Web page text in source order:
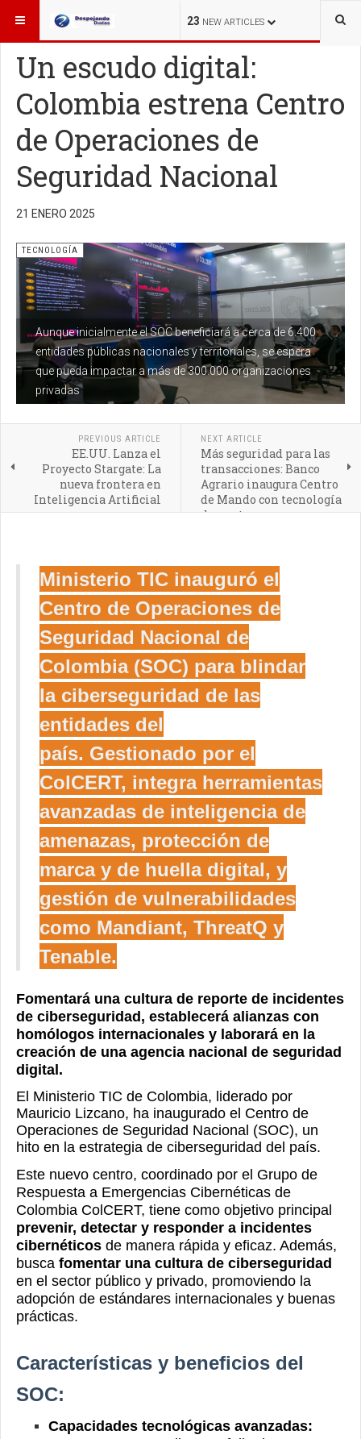
23 NEW ARTICLES
ESTÁ AQUÍ: TECNOLOGÍA
Un escudo digital:
Colombia estrena Centro
de Operaciones de
Seguridad Nacional
21 ENERO 2025
Aunque inicialmente el SOC beneficiará a cerca de 6.400
entidades públicas nacionales y territoriales, se espera
que pueda impactar a más de 300.000 organizaciones
privadas
TECNOLOGÍA
PREVIOUS ARTICLE
EE.UU. Lanza el
Proyecto Stargate: La
nueva frontera en
Inteligencia Artificial
NEXT ARTICLE
Más seguridad para las
transacciones: Banco
Agrario inaugura Centro
de Mando con tecnología
de punta
Ministerio TIC inauguró el
Centro de Operaciones de
Seguridad Nacional de
Colombia (SOC) para blindar
la ciberseguridad de las
entidades del
país. Gestionado por el
ColCERT, integra herramientas
avanzadas de inteligencia de
amenazas, protección de
marca y de huella digital, y
gestión de vulnerabilidades
como Mandiant, ThreatQ y
Tenable.
Fomentará una cultura de reporte de incidentes
de ciberseguridad, establecerá alianzas con
homólogos internacionales y laborará en la
creación de una agencia nacional de seguridad
digital.
El Ministerio TIC de Colombia, liderado por
Mauricio Lizcano, ha inaugurado el Centro de
Operaciones de Seguridad Nacional (SOC), un
hito en la estrategia de ciberseguridad del país.
Este nuevo centro, coordinado por el Grupo de
Respuesta a Emergencias Cibernéticas de
Colombia ColCERT, tiene como objetivo principal
prevenir, detectar y responder a incidentes
cibernéticos de manera rápida y eficaz. Además,
busca fomentar una cultura de ciberseguridad
en el sector público y privado, promoviendo la
adopción de estándares internacionales y buenas
prácticas.
Características y beneficios del
SOC:
Capacidades tecnológicas avanzadas: